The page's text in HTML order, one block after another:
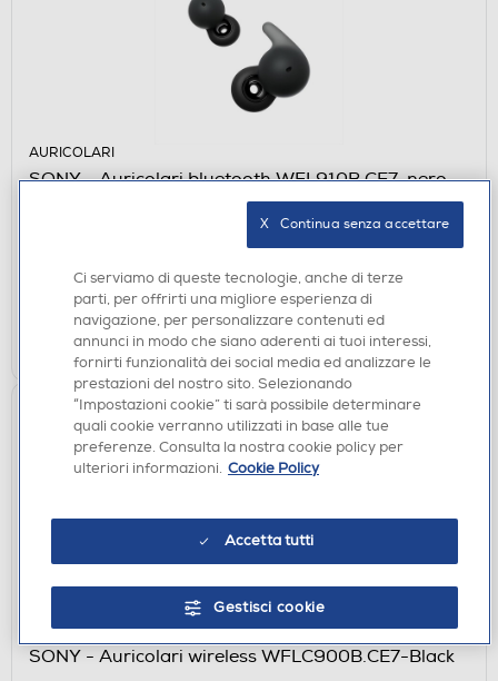
AURICOLARI
SONY - Auricolari bluetooth WFL910B.CE7-nero
Ritiro in negozio in 30' gratuito:verifica
AGGIUNGI
AURICOLARI
SONY - Auricolari wireless WFLC900B.CE7-Black
Ci serviamo di queste tecnologie, anche di terze
parti, per offrirti una migliore esperienza di
navigazione, per personalizzare contenuti ed
annunci in modo che siano aderenti ai tuoi interessi,
fornirti funzionalità dei social media ed analizzare le
prestazioni del nostro sito. Selezionando
“Impostazioni cookie” ti sarà possibile determinare
quali cookie verranno utilizzati in base alle tue
preferenze. Consulta la nostra cookie policy per
ulteriori informazioni. Cookie Policy
Accetta tutti
Gestisci cookie
X   Continua senza accettare